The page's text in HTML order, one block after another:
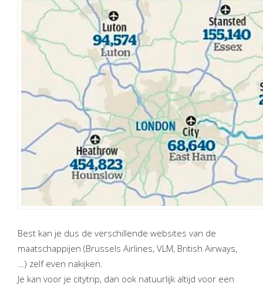
Best kan je dus de verschillende websites van de
maatschappijen (Brussels Airlines, VLM, British Airways,
…) zelf even nakijken.
Je kan voor je citytrip, dan ook natuurlijk altijd voor een